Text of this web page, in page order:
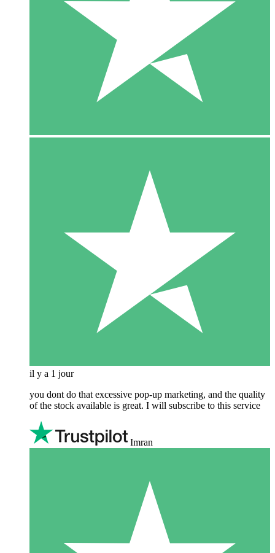
il y a 1 jour
you dont do that excessive pop-up marketing, and the quality
of the stock available is great. I will subscribe to this service
Imran